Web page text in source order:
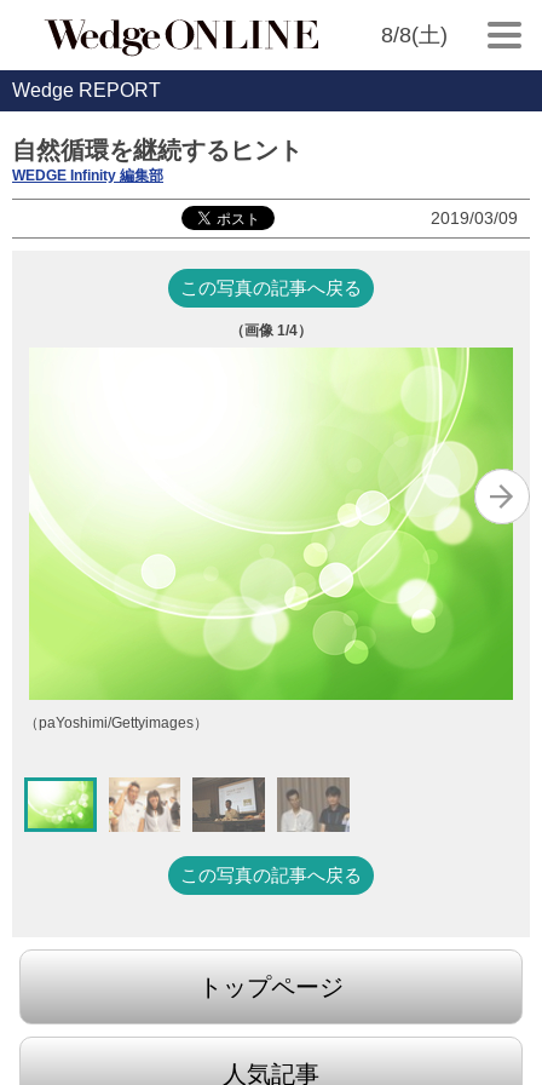
8/8(土)
Wedge REPORT
自然循環を継続するヒント
WEDGE Infinity 編集部
2019/03/09
この写真の記事へ戻る
（画像 1/4）
（paYoshimi/Gettyimages）
この写真の記事へ戻る
トップページ
人気記事